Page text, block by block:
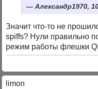
Александр1970,
Значит что-то не
spiffs? Нули правильно
режим работы флешки
limon